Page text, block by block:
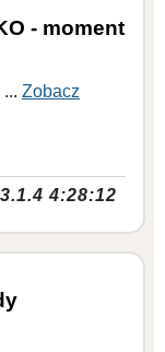
- moment
Zobacz
4:28:12